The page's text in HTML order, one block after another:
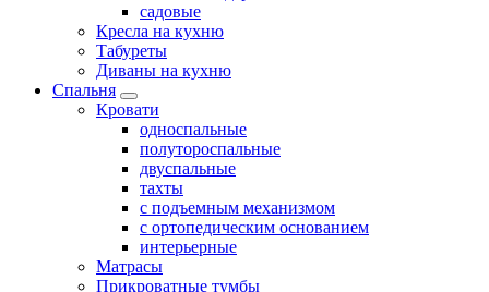
садовые
Кресла на кухню
Табуреты
Диваны на кухню
Спальня
Кровати
односпальные
полутороспальные
двуспальные
тахты
с подъемным механизмом
с ортопедическим основанием
интерьерные
Матрасы
Прикроватные тумбы